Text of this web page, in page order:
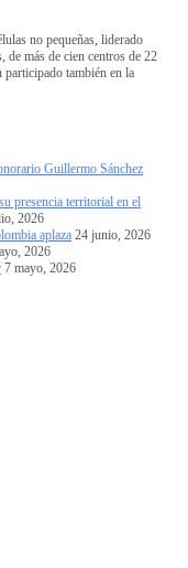
no pequeñas, liderado
más de cien centros de 22
también en la
Guillermo Sánchez
presencia territorial en el
2026
aplaza 24 junio, 2026
2026
7 mayo, 2026